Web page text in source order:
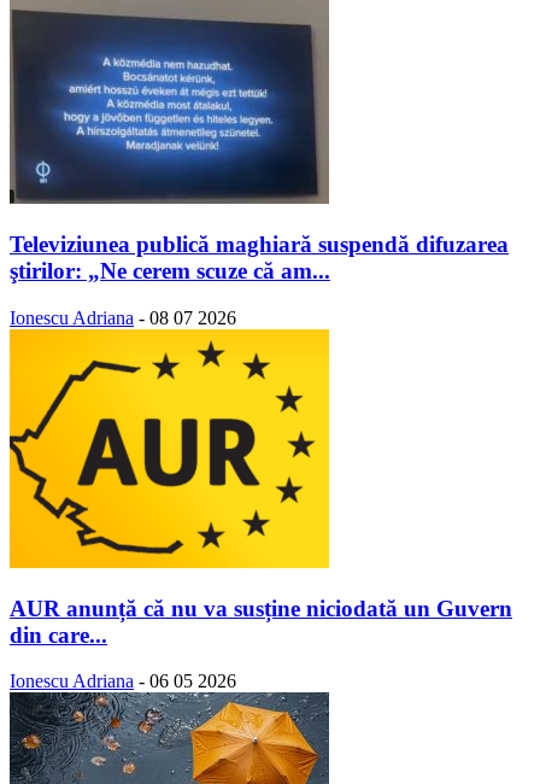
Televiziunea publică maghiară suspendă difuzarea
ştirilor: „Ne cerem scuze că am...
Ionescu Adriana - 08 07 2026
AUR anunță că nu va susține niciodată un Guvern
din care...
Ionescu Adriana - 06 05 2026